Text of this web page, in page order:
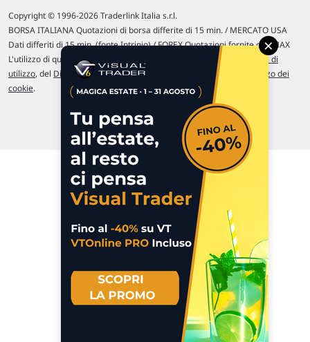
Copyright © 1996-2026 Traderlink Italia s.r.l.
BORSA ITALIANA Quotazioni di borsa differite di 15 min. / MERCATO USA
Dati differiti di 15 min. (fonte Intrinio) / FOREX Quotazioni fornite da LMAX
L'utilizzo di questo sito implica l'accettazione delle nostre
Condizioni di
utilizzo, del Disclaimer MAR, dellePolitiche sulla privacy
Utilizzo dei
cookie.
×